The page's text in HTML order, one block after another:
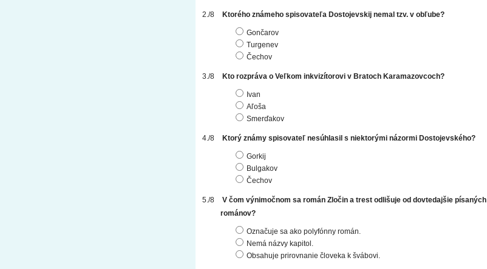
Ktorého známeho spisovateľa Dostojevskij nemal tzv. v obľube?
Gončarov
Turgenev
Čechov
Kto rozpráva o Veľkom inkvizítorovi v Bratoch Karamazovcoch?
Ivan
Aľoša
Smerďakov
Ktorý známy spisovateľ nesúhlasil s niektorými názormi Dostojevského?
Gorkij
Bulgakov
Čechov
V čom výnimočnom sa román Zločin a trest odlišuje od dovtedajšie písaných
románov?
Označuje sa ako polyfónny román.
Nemá názvy kapitol.
Obsahuje prirovnanie človeka k švábovi.